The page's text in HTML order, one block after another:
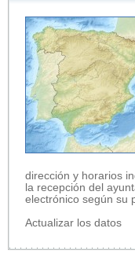
dirección y horarios
la recepción del
electrónico según su
Actualizar los datos